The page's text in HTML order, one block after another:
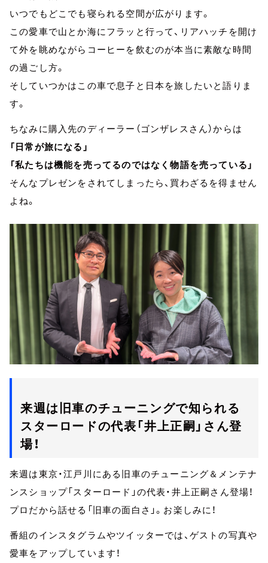
いつでもどこでも寝られる空間が広がります。
この愛車で山とか海にフラッと行って、リアハッチを開け
て外を眺めながらコーヒーを飲むのが本当に素敵な時間
の過ごし方。
そしていつかはこの車で息子と日本を旅したいと語りま
す。
ちなみに購入先のディーラー（ゴンザレスさん）からは
「日常が旅になる」
「私たちは機能を売ってるのではなく物語を売っている」
そんなプレゼンをされてしまったら、買わざるを得ません
よね。
来週は旧車のチューニングで知られる
スターロードの代表「井上正嗣」さん登
場！
来週は東京・江戸川にある旧車のチューニング＆メンテナ
ンスショップ「スターロード」の代表・井上正嗣さん登場！
プロだから話せる「旧車の面白さ」。お楽しみに！
番組のインスタグラムやツイッターでは、ゲストの写真や
愛車をアップしています！